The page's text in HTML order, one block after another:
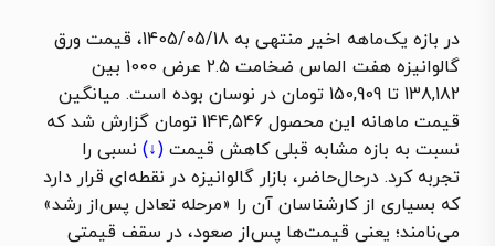
در بازه یک‌ماهه اخیر منتهی به 1405/05/18، قیمت ورق
گالوانیزه هفت الماس ضخامت 2.5 عرض 1000 بین
138,182 تا 150,909 تومان در نوسان بوده است. میانگین
قیمت ماهانه این محصول 144,546 تومان گزارش شد که
نسبت به بازه مشابه قبلیکاهش قیمت (↓) نسبی را
تجربه کرد. درحال‌حاضر، بازار گالوانیزه در نقطه‌ای قرار دارد
که بسیاری از کارشناسان آن را «مرحله تعادل پس‌از رشد»
می‌نامند؛ یعنی قیمت‌ها پس‌از صعود، در سقف قیمتی